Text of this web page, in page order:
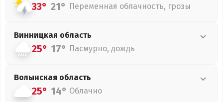
33° 21° Переменная облачность, грозы
Винницкая область
25° 17° Пасмурно, дождь
Волынская область
25° 14° Облачно